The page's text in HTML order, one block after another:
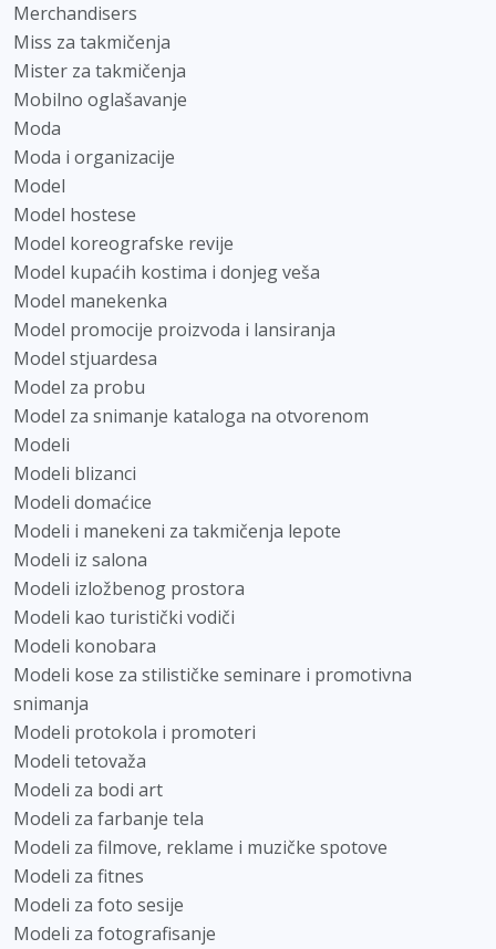
Merchandisers
Miss za takmičenja
Mister za takmičenja
Mobilno oglašavanje
Moda
Moda i organizacije
Model
Model hostese
Model koreografske revije
Model kupaćih kostima i donjeg veša
Model manekenka
Model promocije proizvoda i lansiranja
Model stjuardesa
Model za probu
Model za snimanje kataloga na otvorenom
Modeli
Modeli blizanci
Modeli domaćice
Modeli i manekeni za takmičenja lepote
Modeli iz salona
Modeli izložbenog prostora
Modeli kao turistički vodiči
Modeli konobara
Modeli kose za stilističke seminare i promotivna
snimanja
Modeli protokola i promoteri
Modeli tetovaža
Modeli za bodi art
Modeli za farbanje tela
Modeli za filmove, reklame i muzičke spotove
Modeli za fitnes
Modeli za foto sesije
Modeli za fotografisanje